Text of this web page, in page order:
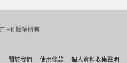
HK 版權所有
關於我們 使用條款 個人資料收集聲明